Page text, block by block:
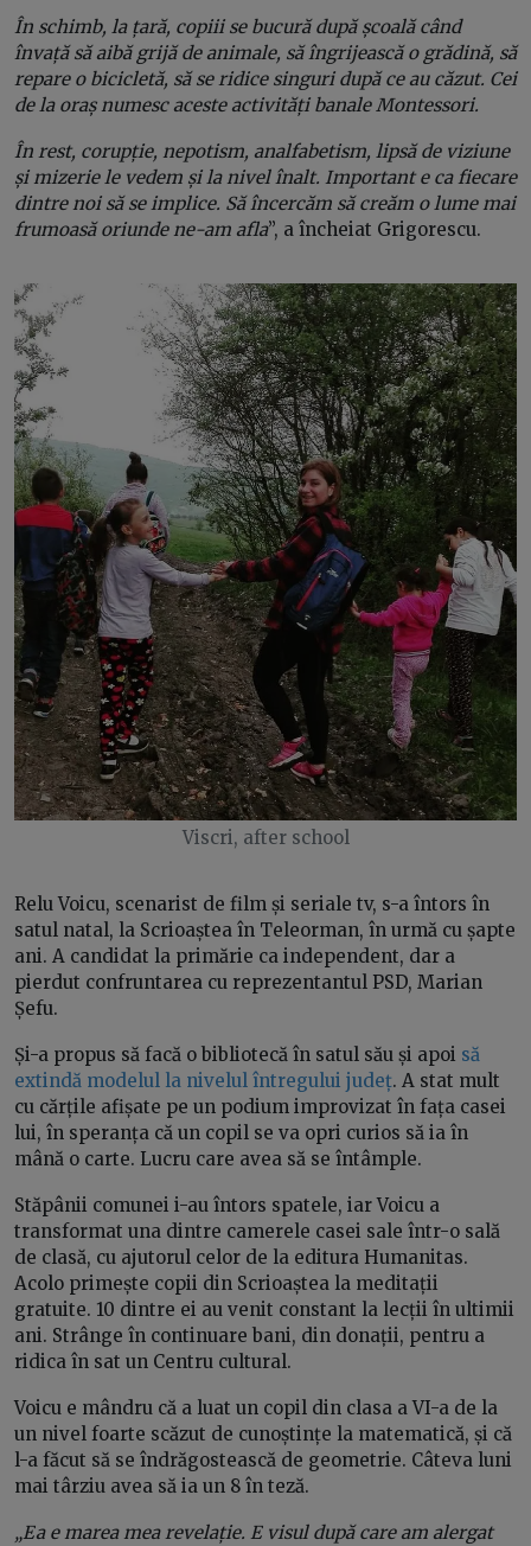
În schimb, la țară, copiii se bucură după școală când
învață să aibă grijă de animale, să îngrijească o grădină, să
repare o bicicletă, să se ridice singuri după ce au căzut. Cei
de la oraș numesc aceste activități banale Montessori.
În rest, corupție, nepotism, analfabetism, lipsă de viziune
și mizerie le vedem și la nivel înalt. Important e ca fiecare
dintre noi să se implice. Să încercăm să creăm o lume mai
frumoasă oriunde ne-am afla”, a încheiat Grigorescu.
Viscri, after school
Relu Voicu, scenarist de film și seriale tv, s-a întors în
satul natal, la Scrioaștea în Teleorman, în urmă cu șapte
ani. A candidat la primărie ca independent, dar a
pierdut confruntarea cu reprezentantul PSD, Marian
Șefu.
Și-a propus să facă o bibliotecă în satul său și apoi să
extindă modelul la nivelul întregului județ. A stat mult
cu cărțile afișate pe un podium improvizat în fața casei
lui, în speranța că un copil se va opri curios să ia în
mână o carte. Lucru care avea să se întâmple.
Stăpânii comunei i-au întors spatele, iar Voicu a
transformat una dintre camerele casei sale într-o sală
de clasă, cu ajutorul celor de la editura Humanitas.
Acolo primește copii din Scrioaștea la meditații
gratuite. 10 dintre ei au venit constant la lecții în ultimii
ani. Strânge în continuare bani, din donații, pentru a
ridica în sat un Centru cultural.
Voicu e mândru că a luat un copil din clasa a VI-a de la
un nivel foarte scăzut de cunoștințe la matematică, și că
l-a făcut să se îndrăgostească de geometrie. Câteva luni
mai târziu avea să ia un 8 în teză.
„Ea e marea mea revelație. E visul după care am alergat